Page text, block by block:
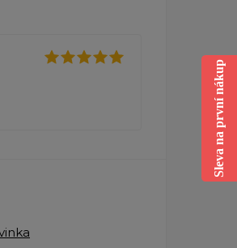
Sleva na první nákup